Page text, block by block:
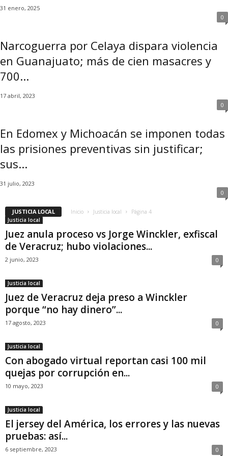
e31 enero, 2025
0
Narcoguerra por Celaya dispara violencia
en Guanajuato; más de cien masacres y
700...
17 abril, 2023
0
En Edomex y Michoacán se imponen todas
las prisiones preventivas sin justificar;
sus...
31 julio, 2023
0
JUSTICIA LOCAL Inicio Justicia local
Página 4
Justicia local
Juez anula proceso vs Jorge Winckler, exfiscal
de Veracruz; hubo violaciones...
2 junio, 2023 0
Justicia local
Juez de Veracruz deja preso a Winckler
porque “no hay dinero”...
17 agosto, 2023 0
Justicia local
Con abogado virtual reportan casi 100 mil
quejas por corrupción en...
10 mayo, 2023 0
Justicia local
El jersey del América, los errores y las nuevas
pruebas: así...
6 septiembre, 2023 0